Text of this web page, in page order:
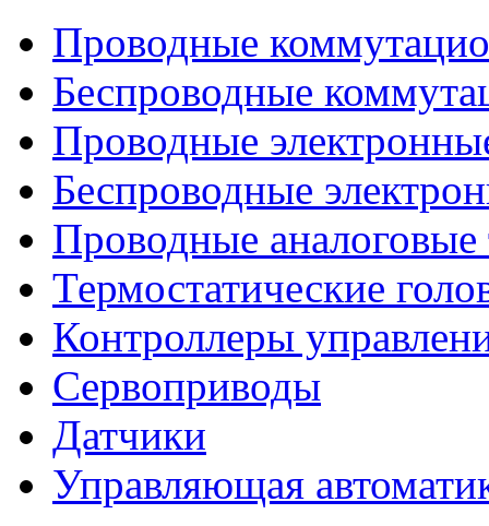
Проводные
Беспроводные
Проводные
Беспроводные
Проводные аналоговые
Термостатические
Контроллеры
Сервоприводы
Датчики
Управляющая